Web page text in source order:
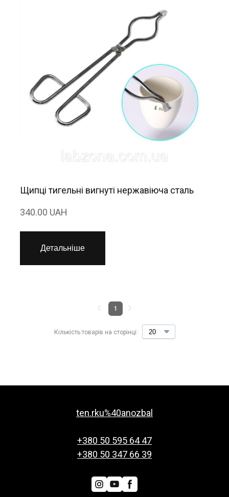
Щипці тигельні вигнуті нержавіюча сталь
340.00 UAH
Детальніше
Кількість товарів на сторінці:
1
ten.rku%40anozbal
+380 50 595 64 47
+380 50 347 66 39